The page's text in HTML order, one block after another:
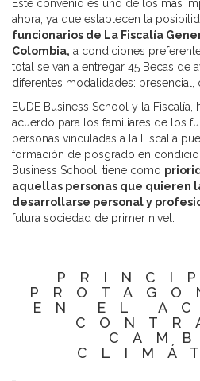
Éste convenio es uno de los más
ahora, ya que establecen la
funcionarios de La Fiscalía
Colombia, a condiciones
total se van a entregar 45 Becas de
diferentes modalidades: presencial,
EUDE Business School y la
acuerdo para los familiares de los
personas vinculadas a la Fiscalía
formación de posgrado en
Business School, tiene como
aquellas personas que quieren
desarrollarse personal y
futura sociedad de primer nivel.
EN EL